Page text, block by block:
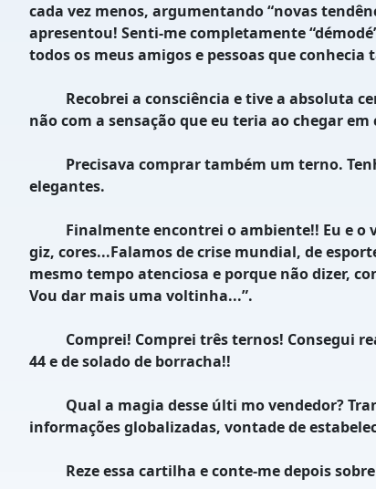
cada vez menos, argumentando “novas
apresentou! Senti-me completamente
todos os meus amigos e pessoas que
Recobrei a consciência e tive a absoluta
não com a sensação que eu teria ao chegar
Precisava comprar também um terno.
elegantes.
Finalmente encontrei o ambiente!! Eu e o
giz, cores...Falamos de crise mundial, de
mesmo tempo atenciosa e porque não dizer,
Vou dar mais uma voltinha...”.
Comprei! Comprei três ternos! Consegui
44 e de solado de borracha!!
Qual a magia desse últi mo vendedor?
informações globalizadas, vontade de
Reze essa cartilha e conte-me depois sobre